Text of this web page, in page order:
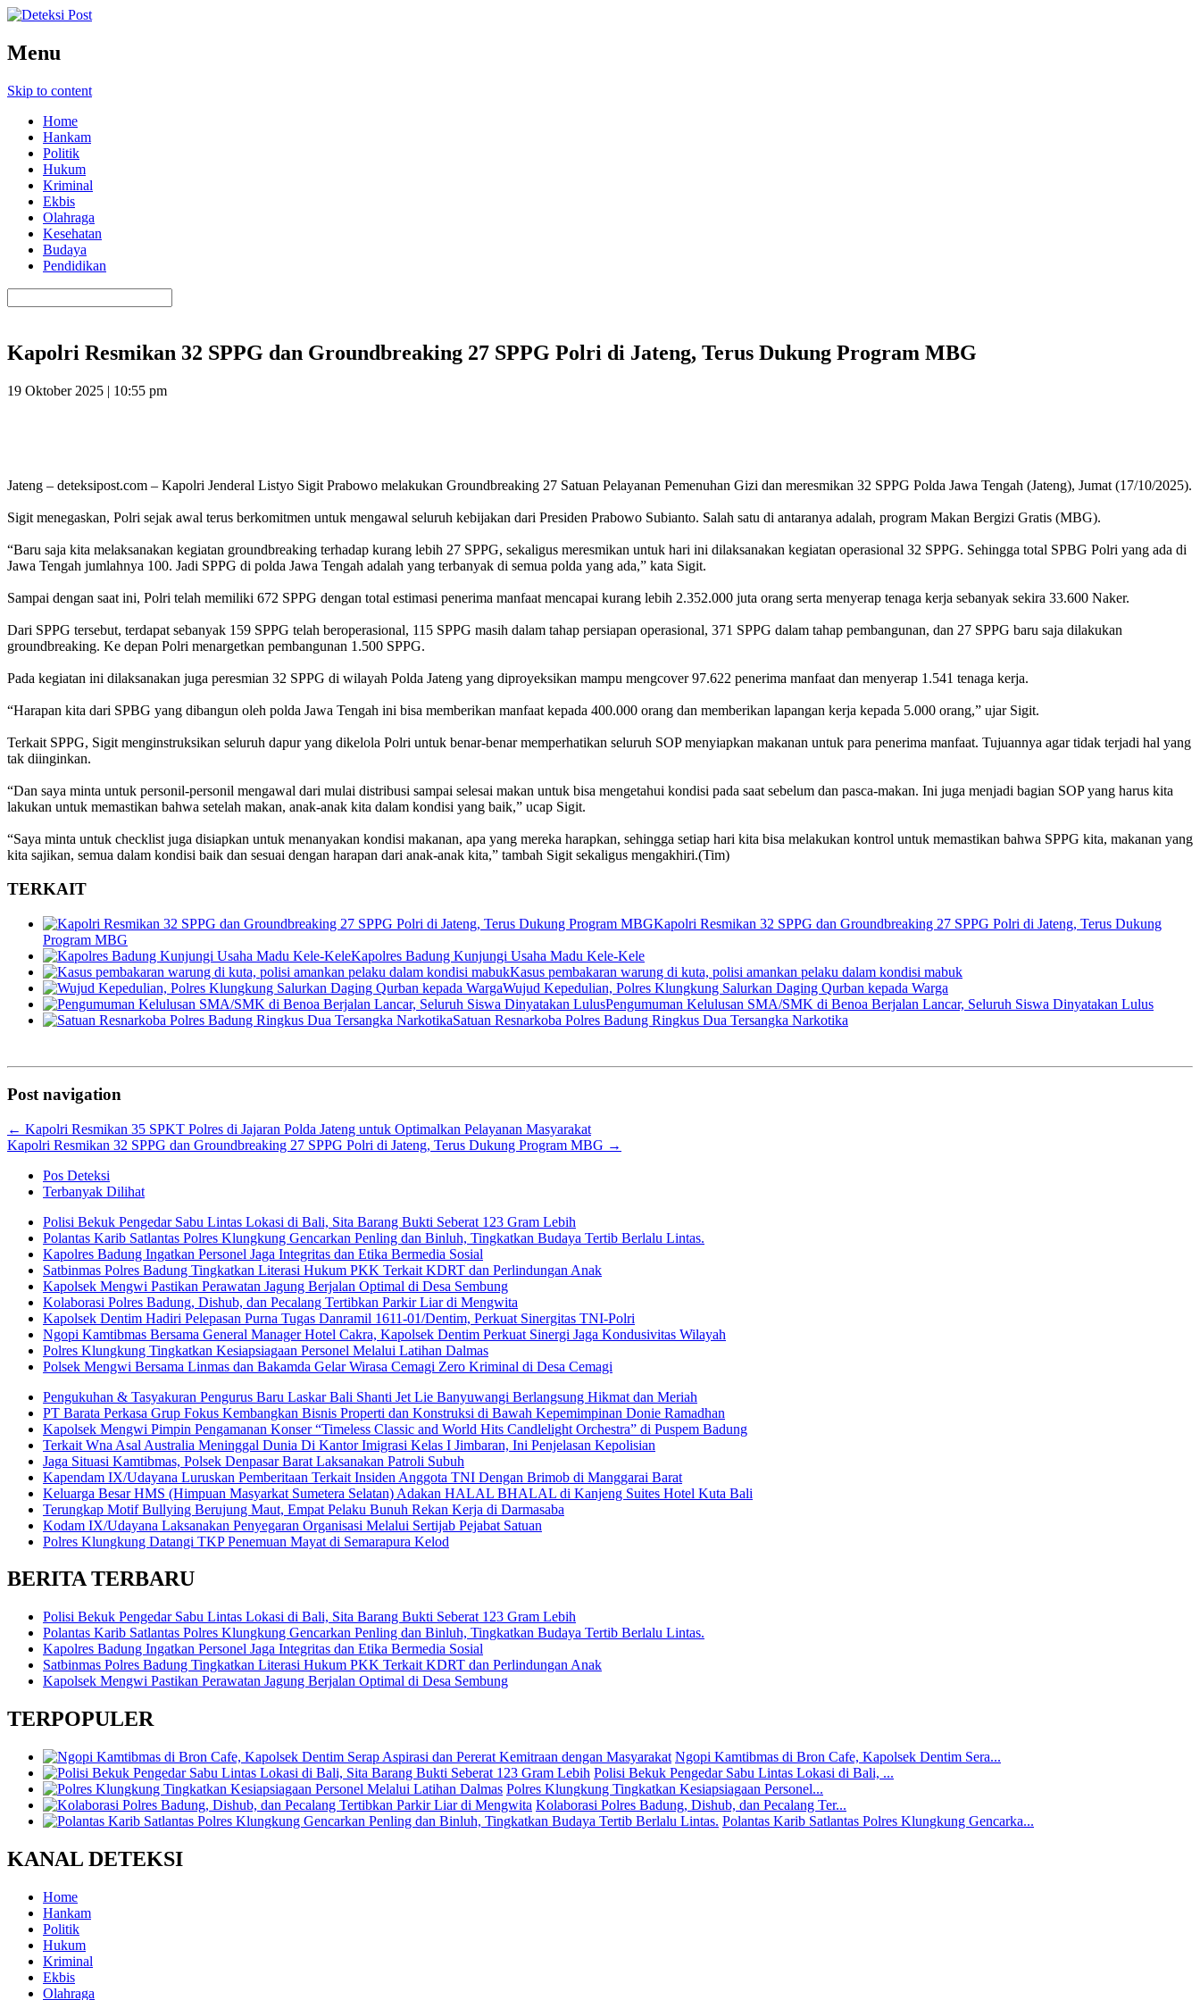
Menu
Skip to content
Home
Hankam
Politik
Hukum
Kriminal
Ekbis
Olahraga
Kesehatan
Budaya
Pendidikan
Kapolri Resmikan 32 SPPG dan Groundbreaking 27 SPPG Polri di Jateng, Terus Dukung Program MBG
19 Oktober 2025 | 10:55 pm
Jateng – deteksipost.com – Kapolri Jenderal Listyo Sigit Prabowo melakukan Groundbreaking 27 Satuan Pelayanan Pemenuhan Gizi dan meresmikan 32 SPPG Polda Jawa Tengah (Jateng), Jumat (17/10/2025).
Sigit menegaskan, Polri sejak awal terus berkomitmen untuk mengawal seluruh kebijakan dari Presiden Prabowo Subianto. Salah satu di antaranya adalah, program Makan Bergizi Gratis (MBG).
“Baru saja kita melaksanakan kegiatan groundbreaking terhadap kurang lebih 27 SPPG, sekaligus meresmikan untuk hari ini dilaksanakan kegiatan operasional 32 SPPG. Sehingga total SPBG Polri yang ada di
Jawa Tengah jumlahnya 100. Jadi SPPG di polda Jawa Tengah adalah yang terbanyak di semua polda yang ada,” kata Sigit.
Sampai dengan saat ini, Polri telah memiliki 672 SPPG dengan total estimasi penerima manfaat mencapai kurang lebih 2.352.000 juta orang serta menyerap tenaga kerja sebanyak sekira 33.600 Naker.
Dari SPPG tersebut, terdapat sebanyak 159 SPPG telah beroperasional, 115 SPPG masih dalam tahap persiapan operasional, 371 SPPG dalam tahap pembangunan, dan 27 SPPG baru saja dilakukan
groundbreaking. Ke depan Polri menargetkan pembangunan 1.500 SPPG.
Pada kegiatan ini dilaksanakan juga peresmian 32 SPPG di wilayah Polda Jateng yang diproyeksikan mampu mengcover 97.622 penerima manfaat dan menyerap 1.541 tenaga kerja.
“Harapan kita dari SPBG yang dibangun oleh polda Jawa Tengah ini bisa memberikan manfaat kepada 400.000 orang dan memberikan lapangan kerja kepada 5.000 orang,” ujar Sigit.
Terkait SPPG, Sigit menginstruksikan seluruh dapur yang dikelola Polri untuk benar-benar memperhatikan seluruh SOP menyiapkan makanan untuk para penerima manfaat. Tujuannya agar tidak terjadi hal yang
tak diinginkan.
“Dan saya minta untuk personil-personil mengawal dari mulai distribusi sampai selesai makan untuk bisa mengetahui kondisi pada saat sebelum dan pasca-makan. Ini juga menjadi bagian SOP yang harus kita
lakukan untuk memastikan bahwa setelah makan, anak-anak kita dalam kondisi yang baik,” ucap Sigit.
“Saya minta untuk checklist juga disiapkan untuk menanyakan kondisi makanan, apa yang mereka harapkan, sehingga setiap hari kita bisa melakukan kontrol untuk memastikan bahwa SPPG kita, makanan yang
kita sajikan, semua dalam kondisi baik dan sesuai dengan harapan dari anak-anak kita,” tambah Sigit sekaligus mengakhiri.(Tim)
TERKAIT
Kapolri Resmikan 32 SPPG dan Groundbreaking 27 SPPG Polri di Jateng, Terus Dukung
Program MBG
Kapolres Badung Kunjungi Usaha Madu Kele-Kele
Kasus pembakaran warung di kuta, polisi amankan pelaku dalam kondisi mabuk
Wujud Kepedulian, Polres Klungkung Salurkan Daging Qurban kepada Warga
Pengumuman Kelulusan SMA/SMK di Benoa Berjalan Lancar, Seluruh Siswa Dinyatakan Lulus
Satuan Resnarkoba Polres Badung Ringkus Dua Tersangka Narkotika
Post navigation
← Kapolri Resmikan 35 SPKT Polres di Jajaran Polda Jateng untuk Optimalkan Pelayanan Masyarakat
Kapolri Resmikan 32 SPPG dan Groundbreaking 27 SPPG Polri di Jateng, Terus Dukung Program MBG →
Pos Deteksi
Terbanyak Dilihat
Polisi Bekuk Pengedar Sabu Lintas Lokasi di Bali, Sita Barang Bukti Seberat 123 Gram Lebih
Polantas Karib Satlantas Polres Klungkung Gencarkan Penling dan Binluh, Tingkatkan Budaya Tertib Berlalu Lintas.
Kapolres Badung Ingatkan Personel Jaga Integritas dan Etika Bermedia Sosial
Satbinmas Polres Badung Tingkatkan Literasi Hukum PKK Terkait KDRT dan Perlindungan Anak
Kapolsek Mengwi Pastikan Perawatan Jagung Berjalan Optimal di Desa Sembung
Kolaborasi Polres Badung, Dishub, dan Pecalang Tertibkan Parkir Liar di Mengwita
Kapolsek Dentim Hadiri Pelepasan Purna Tugas Danramil 1611-01/Dentim, Perkuat Sinergitas TNI-Polri
Ngopi Kamtibmas Bersama General Manager Hotel Cakra, Kapolsek Dentim Perkuat Sinergi Jaga Kondusivitas Wilayah
Polres Klungkung Tingkatkan Kesiapsiagaan Personel Melalui Latihan Dalmas
Polsek Mengwi Bersama Linmas dan Bakamda Gelar Wirasa Cemagi Zero Kriminal di Desa Cemagi
Pengukuhan & Tasyakuran Pengurus Baru Laskar Bali Shanti Jet Lie Banyuwangi Berlangsung Hikmat dan Meriah
PT Barata Perkasa Grup Fokus Kembangkan Bisnis Properti dan Konstruksi di Bawah Kepemimpinan Donie Ramadhan
Kapolsek Mengwi Pimpin Pengamanan Konser “Timeless Classic and World Hits Candlelight Orchestra” di Puspem Badung
Terkait Wna Asal Australia Meninggal Dunia Di Kantor Imigrasi Kelas I Jimbaran, Ini Penjelasan Kepolisian
Jaga Situasi Kamtibmas, Polsek Denpasar Barat Laksanakan Patroli Subuh
Kapendam IX/Udayana Luruskan Pemberitaan Terkait Insiden Anggota TNI Dengan Brimob di Manggarai Barat
Keluarga Besar HMS (Himpuan Masyarkat Sumetera Selatan) Adakan HALAL BHALAL di Kanjeng Suites Hotel Kuta Bali
Terungkap Motif Bullying Berujung Maut, Empat Pelaku Bunuh Rekan Kerja di Darmasaba
Kodam IX/Udayana Laksanakan Penyegaran Organisasi Melalui Sertijab Pejabat Satuan
Polres Klungkung Datangi TKP Penemuan Mayat di Semarapura Kelod
BERITA TERBARU
Polisi Bekuk Pengedar Sabu Lintas Lokasi di Bali, Sita Barang Bukti Seberat 123 Gram Lebih
Polantas Karib Satlantas Polres Klungkung Gencarkan Penling dan Binluh, Tingkatkan Budaya Tertib Berlalu Lintas.
Kapolres Badung Ingatkan Personel Jaga Integritas dan Etika Bermedia Sosial
Satbinmas Polres Badung Tingkatkan Literasi Hukum PKK Terkait KDRT dan Perlindungan Anak
Kapolsek Mengwi Pastikan Perawatan Jagung Berjalan Optimal di Desa Sembung
TERPOPULER
Ngopi Kamtibmas di Bron Cafe, Kapolsek Dentim Sera...
Polisi Bekuk Pengedar Sabu Lintas Lokasi di Bali, ...
Polres Klungkung Tingkatkan Kesiapsiagaan Personel...
Kolaborasi Polres Badung, Dishub, dan Pecalang Ter...
Polantas Karib Satlantas Polres Klungkung Gencarka...
KANAL DETEKSI
Home
Hankam
Politik
Hukum
Kriminal
Ekbis
Olahraga